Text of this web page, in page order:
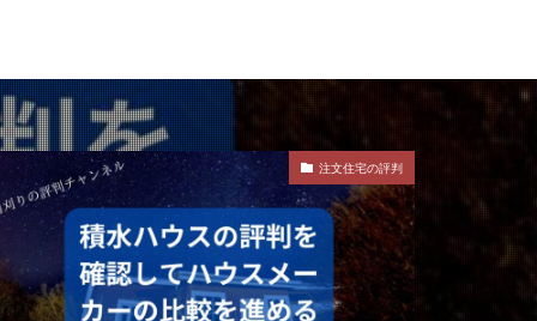
注文住宅の評判